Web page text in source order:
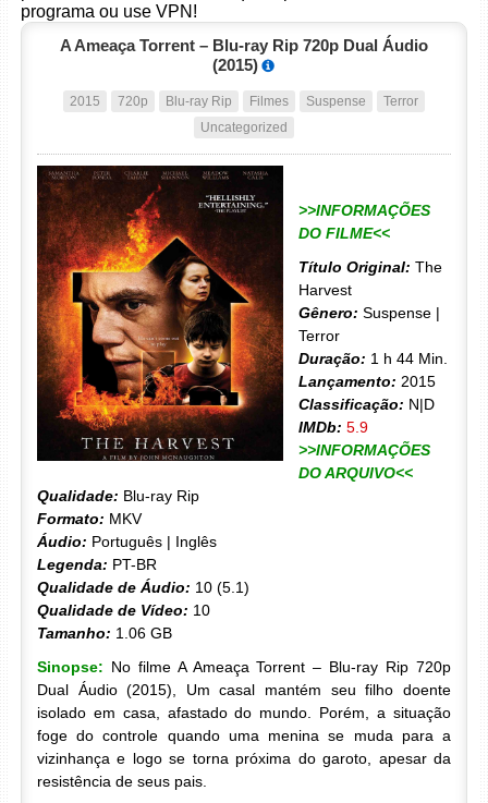
programa ou use VPN!
A Ameaça Torrent – Blu-ray Rip 720p Dual Áudio
(2015)
2015 720p Blu-ray Rip Filmes Suspense
Terror
Uncategorized
>>INFORMAÇÕES
DO FILME<<
Título Original: The
Harvest
Gênero: Suspense |
Terror
Duração: 1 h 44 Min.
Lançamento: 2015
Classificação: N|D
IMDb: 5.9
>>INFORMAÇÕES
DO ARQUIVO<<
Qualidade: Blu-ray Rip
Formato: MKV
Áudio: Português | Inglês
Legenda: PT-BR
Qualidade de Áudio: 10 (5.1)
Qualidade de Vídeo: 10
Tamanho: 1.06 GB
Sinopse: No filme A Ameaça Torrent – Blu-ray Rip 720p
Dual Áudio (2015), Um casal mantém seu filho doente
isolado em casa, afastado do mundo. Porém, a situação
foge do controle quando uma menina se muda para a
vizinhança e logo se torna próxima do garoto, apesar da
resistência de seus pais.